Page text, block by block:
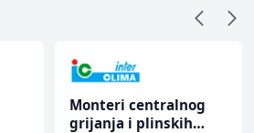
Monteri centralnog
grijanja i plinskih